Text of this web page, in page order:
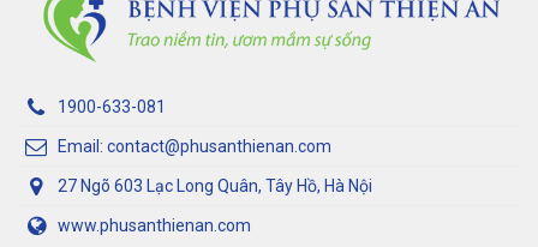
1900-633-081
Email: contact@phusanthienan.com
27 Ngõ 603 Lạc Long Quân, Tây Hồ, Hà Nội
www.phusanthienan.com